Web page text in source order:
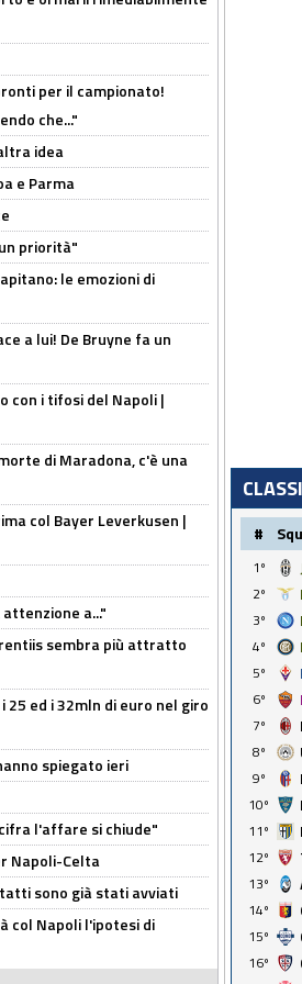
per il campionato!
che..."
idea
e Parma
priorità"
le emozioni di
a lui! De Bruyne fa un
con i tifosi del Napoli |
di Maradona, c'è una
col Bayer Leverkusen |
a..."
sembra più attratto
ed i 32mln di euro nel giro
spiegato ieri
l'affare si chiude"
Napoli-Celta
sono già stati avviati
col Napoli l'ipotesi di
#
1º
2º
3º
4º
5º
6º
7º
8º
9º
10º
11º
12º
13º
14º
15º
16º